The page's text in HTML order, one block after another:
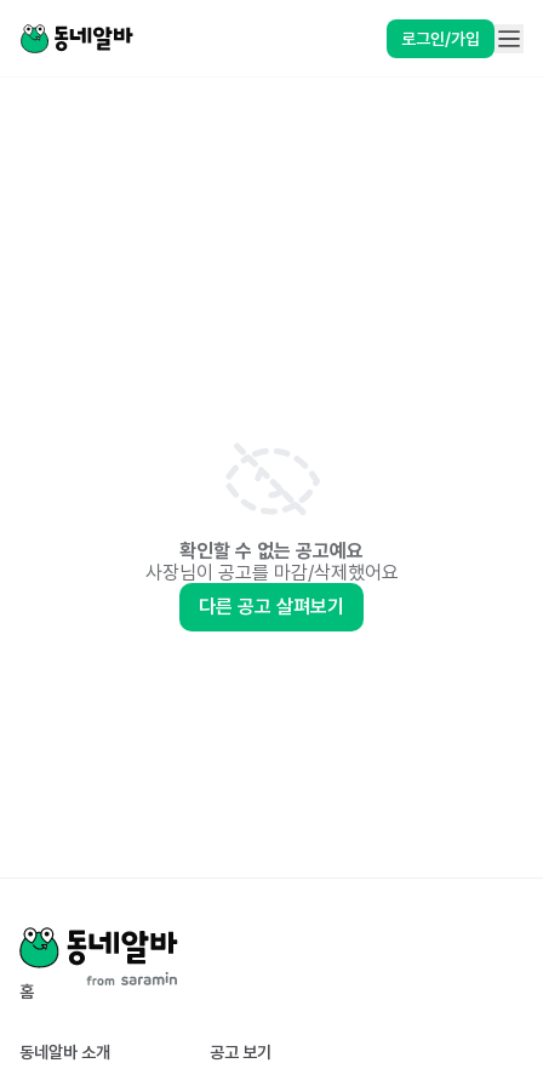
로그인/가입
확인할 수 없는 공고예요
사장님이 공고를 마감/삭제했어요
다른 공고 살펴보기
홈
동네알바 소개 공고 보기